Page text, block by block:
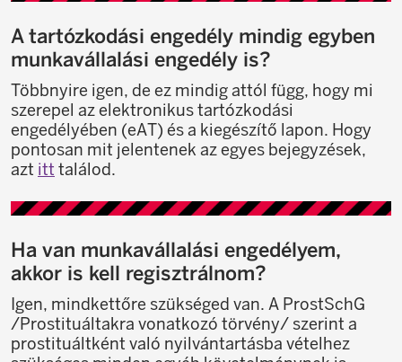
A tartózkodási engedély mindig egyben
munkavállalási engedély is?
Többnyire igen, de ez mindig attól függ, hogy mi
szerepel az elektronikus tartózkodási
engedélyében (eAT) és a kiegészítő lapon. Hogy
pontosan mit jelentenek az egyes bejegyzések,
azt itt találod.
Ha van munkavállalási engedélyem,
akkor is kell regisztrálnom?
Igen, mindkettőre szükséged van. A ProstSchG
/Prostituáltakra vonatkozó törvény/ szerint a
prostituáltként való nyilvántartásba vételhez